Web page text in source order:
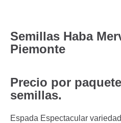
Semillas Haba
Piemonte
Precio por
semillas.
Espada Espectacular